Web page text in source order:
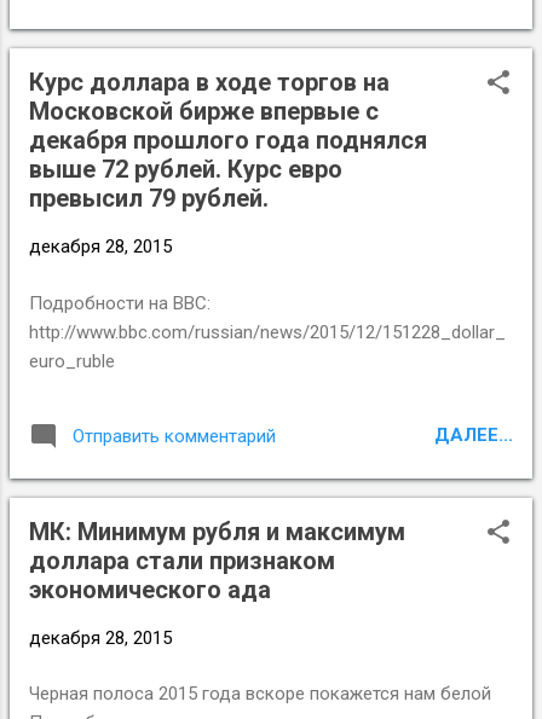
Курс доллара в ходе торгов на
Московской бирже впервые с
декабря прошлого года поднялся
выше 72 рублей. Курс евро
превысил 79 рублей.
декабря 28, 2015
Подробности на BBC:
http://www.bbc.com/russian/news/2015/12/151228_dollar_
euro_ruble
Отправить комментарий ДАЛЕЕ...
МК: Минимум рубля и максимум
доллара стали признаком
экономического ада
декабря 28, 2015
Черная полоса 2015 года вскоре покажется нам белой